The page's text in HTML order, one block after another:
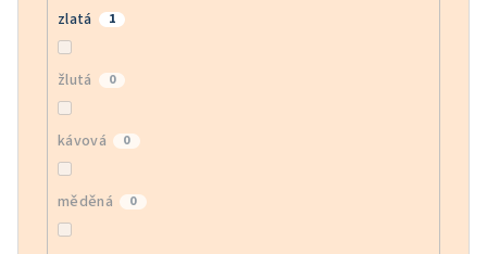
zlatá 1
žlutá 0
kávová 0
měděná 0